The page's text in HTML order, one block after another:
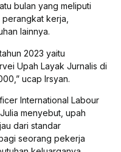
bulan yang meliputi
kerja,
lainnya.
2023 yaitu
Upah Layak Jurnalis di
ucap Irsyan.
International Labour
menyebut, upah
dari standar
seorang pekerja